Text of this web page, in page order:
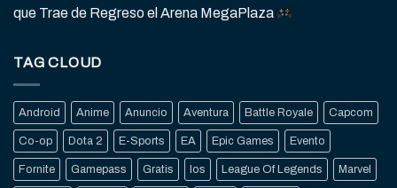
que Trae de Regreso el Arena MegaPlaza
TAG CLOUD
Android Anime Anuncio Aventura Battle Royale Capcom
Co-op Dota 2 E-Sports EA Epic Games Evento
Fornite Gamepass Gratis Ios League Of Legends Marvel